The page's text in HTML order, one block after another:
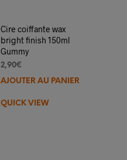
Cire coiffante wax
bright finish 150ml
Gummy
2,90€
AJOUTER AU PANIER
QUICK VIEW